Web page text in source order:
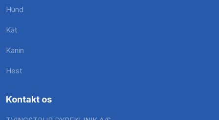
Hund
Kat
Kanin
Hest
Kontakt os